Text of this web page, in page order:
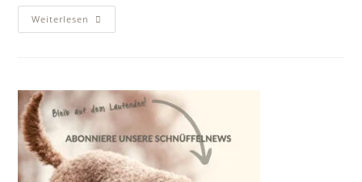
Weiterlesen Ohrenentzündung
Und